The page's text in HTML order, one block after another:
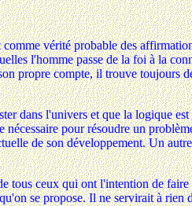
vérité probable des
l'homme passe de la foi à la
propre compte, il trouve toujours
dans l'univers et que la logique
pour résoudre un
de son développement. Un
tous ceux qui ont l'intention de
se propose. Il ne servirait à